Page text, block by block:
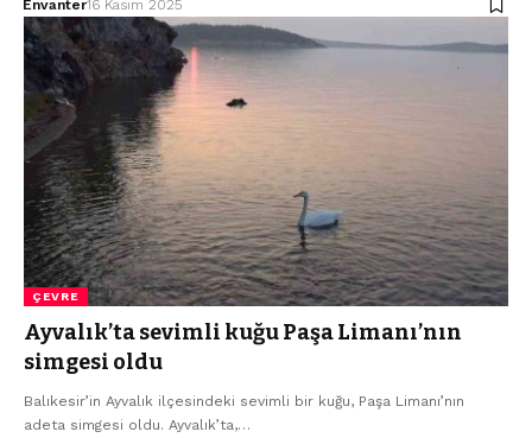
Envanter16 Kasım 2025
ÇEVRE
Ayvalık’ta sevimli kuğu Paşa Limanı’nın
simgesi oldu
Balıkesir’in Ayvalık ilçesindeki sevimli bir kuğu, Paşa Limanı’nın
adeta simgesi oldu. Ayvalık’ta,…